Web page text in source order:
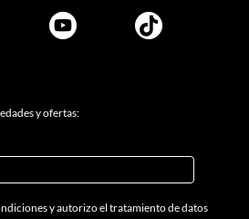
y ofertas:
yautorizo el tratamiento de datos